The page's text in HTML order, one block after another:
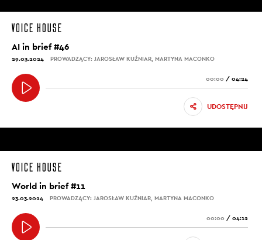
AI in brief #46
29.03.2024 PROWADZĄCY: JAROSŁAW KUŹNIAR, MARTYNA MACONKO
00:00 / 04:24
UDOSTĘPNIJ
World in brief #11
23.03.2024 PROWADZĄCY: JAROSŁAW KUŹNIAR, MARTYNA MACONKO
00:00 / 04:12